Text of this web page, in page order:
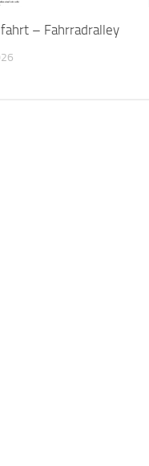
– Fahrradralley